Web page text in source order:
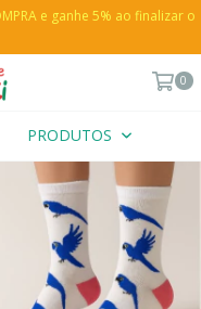
e ganhe 5% ao finalizar o
0
PRODUTOS